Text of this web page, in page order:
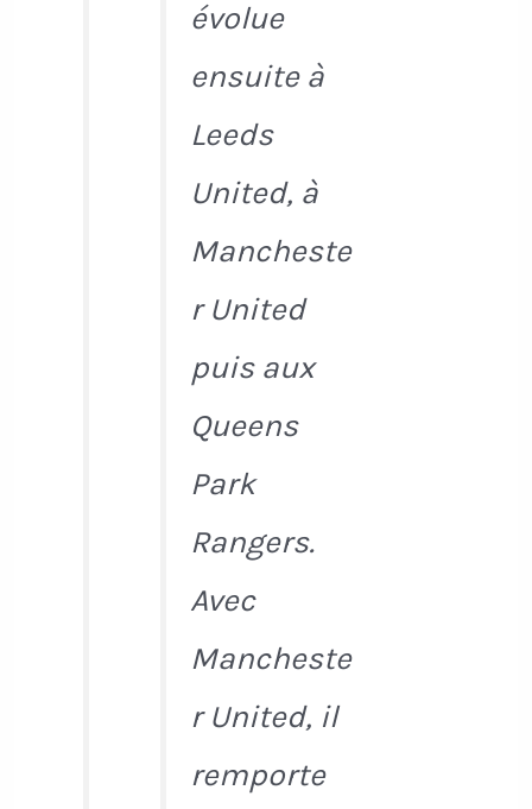
évolue
ensuite à
Leeds
United, à
Mancheste
r United
puis aux
Queens
Park
Rangers.
Avec
Mancheste
r United, il
remporte